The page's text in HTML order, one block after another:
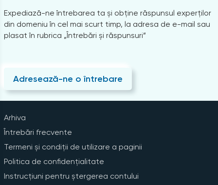
Expediază-ne întrebarea ta și obține răspunsul experților
din domeniu în cel mai scurt timp, la adresa de e-mail sau
plasat în rubrica „Întrebări și răspunsuri”
Adresează-ne o întrebare
Arhiva
Întrebări frecvente
Termeni și condiții de utilizare a paginii
Politica de confidențialitate
Instrucțiuni pentru ștergerea contului